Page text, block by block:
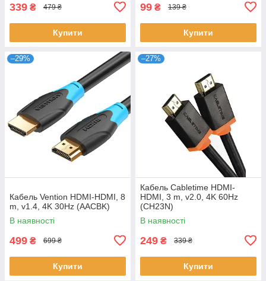
339 ₴ 479 ₴
Купити
99 ₴ 139 ₴
Купити
–29%
Кабель Vention HDMI-HDMI, 8
m, v1.4, 4K 30Hz (AACBK)
В наявності
499 ₴ 699 ₴
Купити
–27%
Кабель Cabletime HDMI-
HDMI, 3 m, v2.0, 4K 60Hz
(CH23N)
В наявності
249 ₴ 339 ₴
Купити